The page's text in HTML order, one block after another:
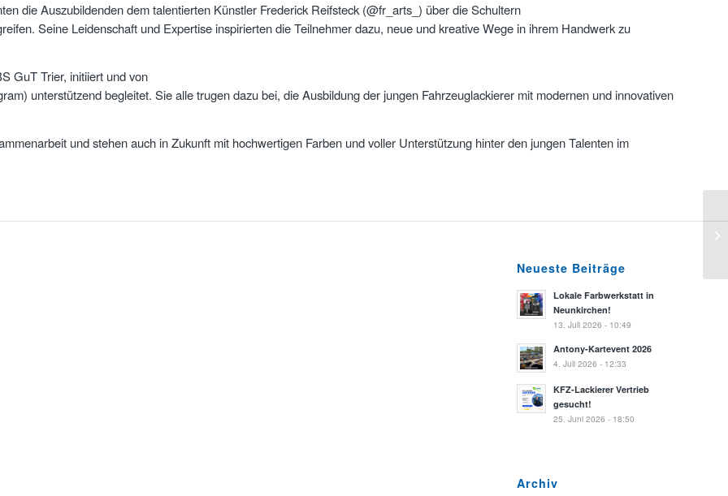
die Auszubildenden dem talentierten Künstler Frederick Reifsteck (@fr_arts_) über die Schultern
Seine Leidenschaft und Expertise inspirierten die Teilnehmer dazu, neue und kreative Wege in ihrem Handwerk zu
GuT Trier, initiiert und von
unterstützend begleitet. Sie alle trugen dazu bei, die Ausbildung der jungen Fahrzeuglackierer mit modernen und innovativen
und stehen auch in Zukunft mit hochwertigen Farben und voller Unterstützung hinter den jungen Talenten im
Neueste Beiträge
Lokale Farbwerkstatt in
Neunkirchen!
13. Juli 2026 - 10:49
Antony-Kartevent 2026
4. Juli 2026 - 12:33
KFZ-Lackierer Vertrieb
gesucht!
25. Juni 2026 - 18:50
Archiv